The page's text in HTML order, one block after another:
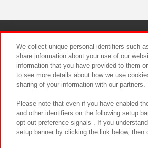
We collect unique personal identifiers such
share information about your use of our
information that you have provided to them
to see more details about how we use
sharing of your information with our
Please note that even if you have enabled
and other identifiers on the following setup
opt-out preference signals . If you
setup banner by clicking the link below,